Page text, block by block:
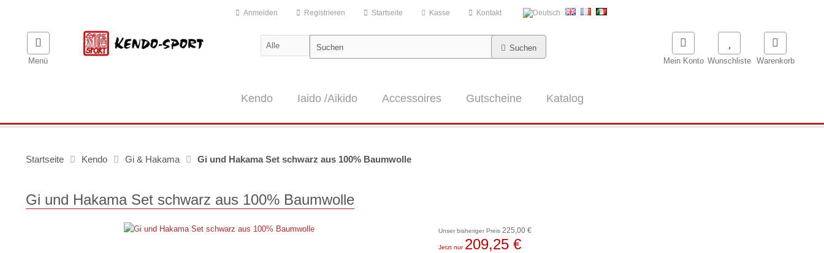
Anmelden Registrieren Startseite Kasse Kontakt
Menü
Suchen
Warenkorb
Wunschliste
Mein Konto
Kendo Iaido /Aikido Accessoires Gutscheine Katalog
Startseite Kendo Gi & Hakama Gi und Hakama Set schwarz aus 100% Baumwolle
Gi und Hakama Set schwarz aus 100% Baumwolle
Unser bisheriger Preis 225,00 €
Jetzt nur 209,25 €